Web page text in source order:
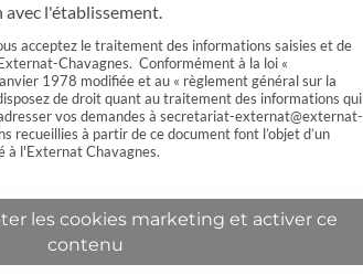
avec l'établissement.
acceptez le traitement des informations saisies et de
Chavagnes. Conformément à la loi «
1978 modifiée et au « règlement général sur la
de droit quant au traitement des informations qui
vos demandes à secretariat-externat@externat-
recueillies à partir de ce document font l’objet d’un
l'Externat Chavagnes.
les cookies marketing et activer ce
contenu